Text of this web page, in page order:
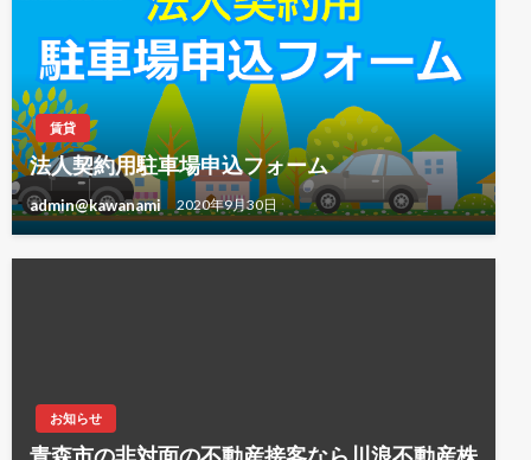
賃貸
法人契約用駐車場申込フォーム
admin@kawanami 2020年9月30日
お知らせ